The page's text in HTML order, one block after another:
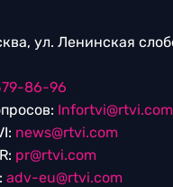
ул. Ленинская
86-96
Infortvi@rtvi.com
news@rtvi.com
pr@rtvi.com
adv-eu@rtvi.com